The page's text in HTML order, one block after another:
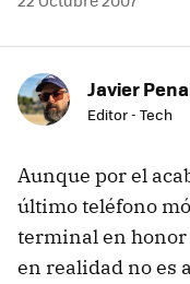
Javier
Editor - Tech
Aunque por el
último teléfono
terminal en honor
en realidad no es